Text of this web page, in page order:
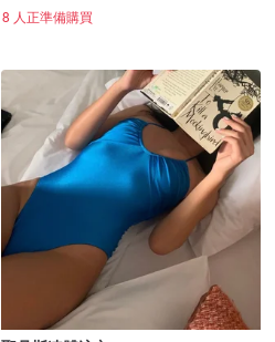
8 人正準備購買